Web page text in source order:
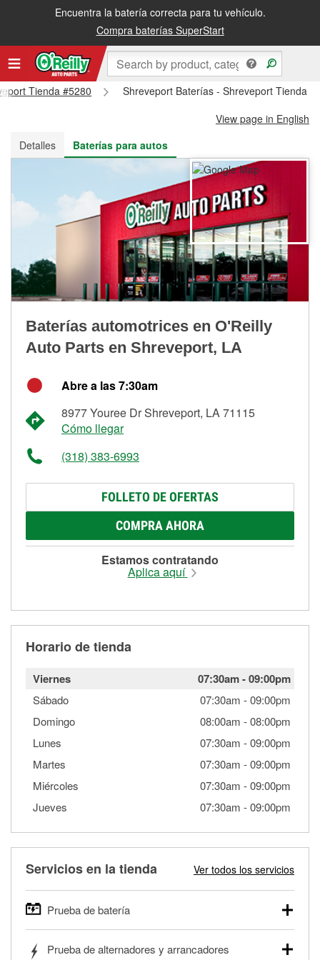
Encuentra la batería correcta para tu vehículo.
Compra baterías SuperStart
Recibe tu orden gratis al día siguiente o recógela en la tienda
Tienda #5280
Shreveport Baterías - Shreveport Tienda
View page in English
Detalles
Baterías para autos
Baterías automotrices en O'Reilly
Auto Parts en Shreveport, LA
Abre a las 7:30am
8977 Youree Dr Shreveport, LA 71115
Cómo llegar
(318) 383-6993
FOLLETO DE OFERTAS
COMPRA AHORA
Estamos contratando
Aplica aquí
Horario de tienda
Viernes 07:30am-09:00pm
Sábado 07:30am -09:00pm
Domingo
08:00am -08:00pm
Lunes
07:30am -09:00pm
Martes
07:30am -09:00pm
Miércoles
07:30am -09:00pm
Jueves
07:30am -09:00pm
Servicios en la tienda Ver todos los servicios
Prueba de batería
autos, camionetas, SUVs, vehículos comerciales y
Prueba de alternadores y arrancadores